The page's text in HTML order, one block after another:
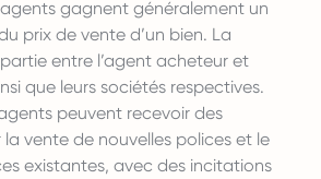
agents gagnent généralement un
prix de vente d’un bien. La
entre l’agent acheteur et
que leurs sociétés respectives.
peuvent recevoir des
vente de nouvelles polices et le
existantes, avec des incitations